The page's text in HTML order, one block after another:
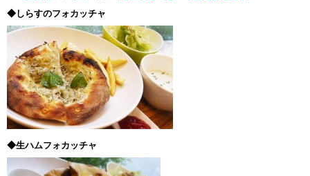
◆しらすのフォカッチャ
◆生ハムフォカッチャ